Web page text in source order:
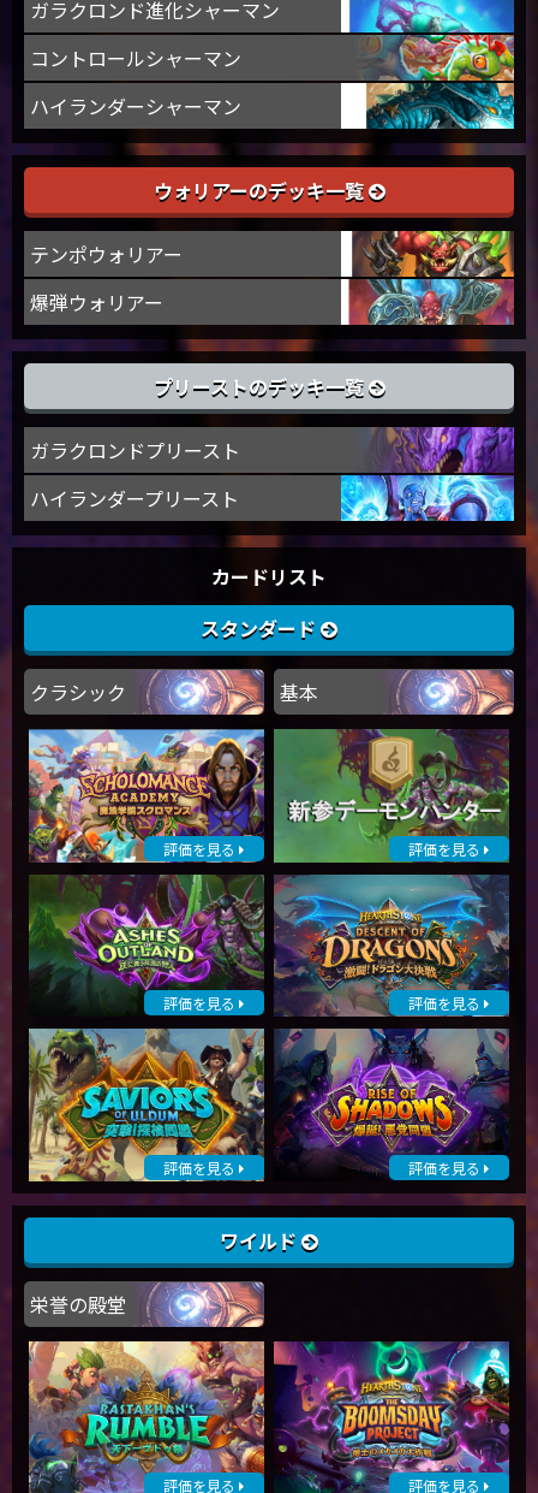
ガラクロンド進化シャーマン
コントロールシャーマン
ハイランダーシャーマン
ウォリアーのデッキ一覧
テンポウォリアー
爆弾ウォリアー
プリーストのデッキ一覧
ガラクロンドプリースト
ハイランダープリースト
カードリスト
スタンダード
クラシック 基本
評価を見る 評価を見る
評価を見る 評価を見る
評価を見る 評価を見る
ワイルド
栄誉の殿堂
評価を見る 評価を見る